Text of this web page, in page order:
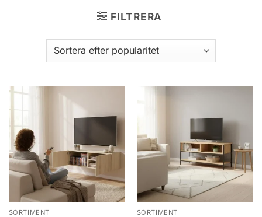
FILTRERA
SORTIMENT SORTIMENT